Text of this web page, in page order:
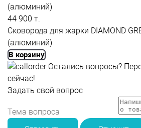
44 900 т.
Сковорода для жарки DIAMOND
(алюминий)
В корзину
Остались вопросы?
сейчас!
Задать свой вопрос